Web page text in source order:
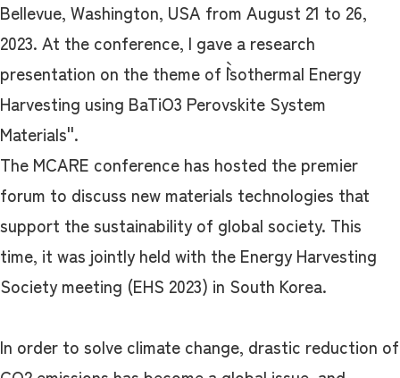
Bellevue, Washington, USA from August 21 to 26,
2023. At the conference, I gave a research
presentation on the theme of ``Isothermal Energy
Harvesting using BaTiO3 Perovskite System
Materials''.
The MCARE conference has hosted the premier
forum to discuss new materials technologies that
support the sustainability of global society. This
time, it was jointly held with the Energy Harvesting
Society meeting (EHS 2023) in South Korea.
In order to solve climate change, drastic reduction of